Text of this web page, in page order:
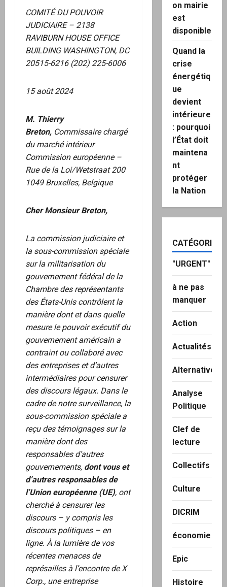
COMITÉ DU POUVOIR
JUDICIAIRE – 2138
RAVIBURN HOUSE OFFICE
BUILDING WASHINGTON, DC
20515-6216 (202) 225-6006
15 août 2024
M. Thierry
Breton, Commissaire chargé
du marché intérieur
Commission européenne –
Rue de la Loi/Wetstraat 200
1049 Bruxelles, Belgique
Cher Monsieur Breton,
La commission judiciaire et
la sous-commission spéciale
sur la militarisation du
gouvernement fédéral de la
Chambre des représentants
des États-Unis contrôlent la
manière dont et dans quelle
mesure le pouvoir exécutif du
gouvernement américain a
contraint ou collaboré avec
des entreprises et d’autres
intermédiaires pour censurer
des discours légaux. Dans le
cadre de notre surveillance, la
sous-commission spéciale a
reçu des témoignages sur la
manière dont des
responsables d’autres
gouvernements, dont vous et
d’autres responsables de
l’Union européenne (UE), ont
cherché à censurer les
discours – y compris les
discours politiques – en
ligne. À la lumière de vos
récentes menaces de
représailles à l’encontre de X
Corp., une entreprise
on mairie
est
disponible
Quand la
crise
énergétiq
ue
devient
intérieure
: pourquoi
l’État doit
maintena
nt
protéger
la Nation
CATÉGORIES
"URGENT"
à ne pas
manquer
Action
Actualités
Alternatives
Analyse
Politique
Clef de
lecture
Collectifs
Culture
DICRIM
économie
Epic
Histoire